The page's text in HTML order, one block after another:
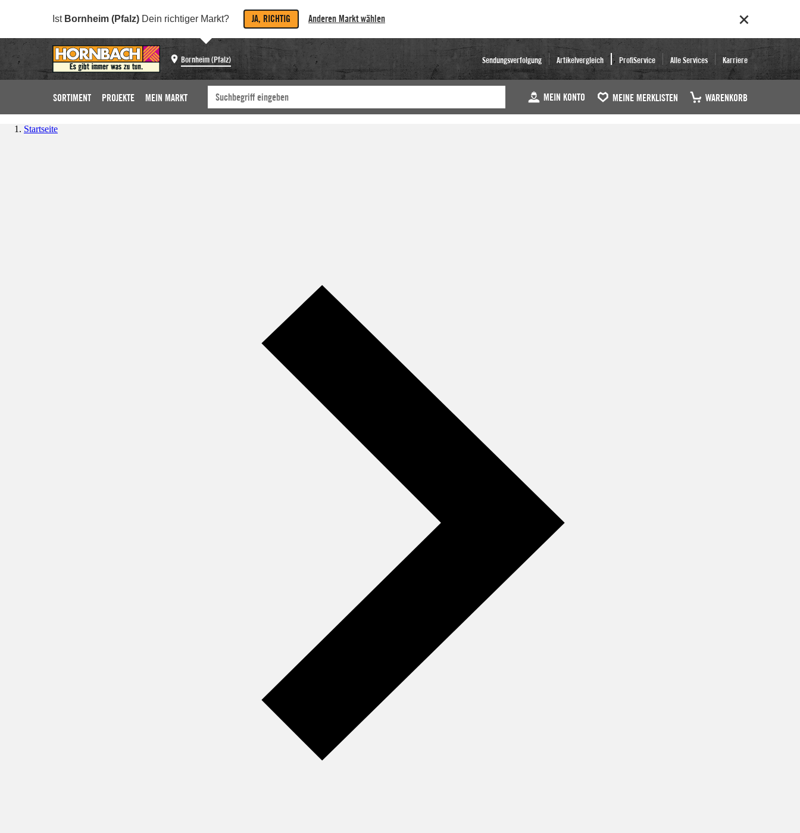
Ist Bornheim (Pfalz) Dein richtiger Markt? JA, RICHTIG Anderen Markt wählen
Bornheim (Pfalz) Sendungsverfolgung Artikelvergleich ProfiService Alle Services Karriere
SORTIMENT PROJEKTE MEIN MARKT MEIN KONTO MEINE MERKLISTEN WARENKORB
Startseite